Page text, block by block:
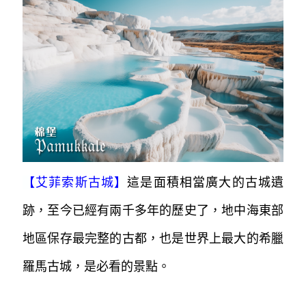
【 艾菲索斯古城】這是面積相當廣大的古城遺
跡，至今已經有兩千多年的歷史了，地中海東部
地區保存最完整的古都，也是世界上最大的希臘
羅馬古城，是必看的景點。